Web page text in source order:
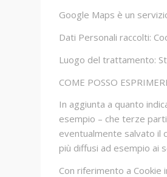
Google Maps è un
Dati Personali raccolti:
Luogo del trattamento:
COME POSSO
In aggiunta a quanto
esempio – che terze
eventualmente salvato il
più diffusi ad esempio ai
Con riferimento a